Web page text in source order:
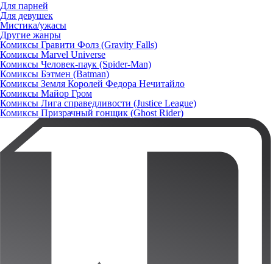
Для парней
Для девушек
Мистика/ужасы
Другие жанры
Комиксы Гравити Фолз (Gravity Falls)
Комиксы Marvel Universe
Комиксы Человек-паук (Spider-Man)
Комиксы Бэтмен (Batman)
Комиксы Земля Королей Федора Нечитайло
Комиксы Майор Гром
Комиксы Лига справедливости (Justice League)
Комиксы Призрачный гонщик (Ghost Rider)